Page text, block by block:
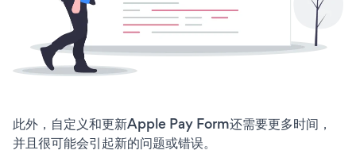
此外，自定义和更新Apple Pay Form还需要更多时间，
并且很可能会引起新的问题或错误。